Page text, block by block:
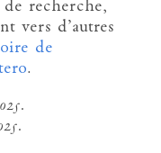
recherche,
vers d’autres
de
.